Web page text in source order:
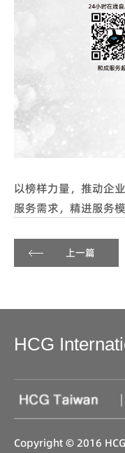
以榜样力量，推动企
服务需求，精进服务
上一篇
HCG
|
Copyright © 2016